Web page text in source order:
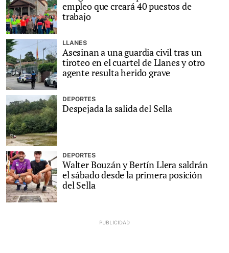
empleo que creará 40 puestos de
trabajo
LLANES
Asesinan a una guardia civil tras un
tiroteo en el cuartel de Llanes y otro
agente resulta herido grave
DEPORTES
Despejada la salida del Sella
DEPORTES
Walter Bouzán y Bertín Llera saldrán
el sábado desde la primera posición
del Sella